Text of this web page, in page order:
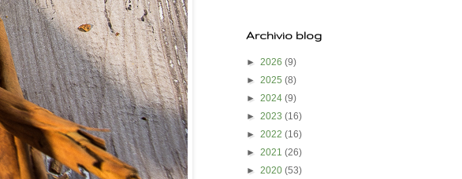
Archivio blog
► 2026 (9)
► 2025 (8)
► 2024 (9)
► 2023 (16)
► 2022 (16)
► 2021 (26)
► 2020 (53)